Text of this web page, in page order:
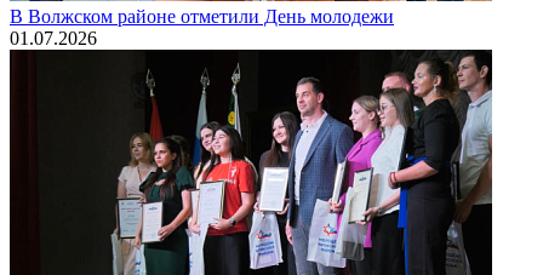
В Волжском районе отметили День молодежи
01.07.2026